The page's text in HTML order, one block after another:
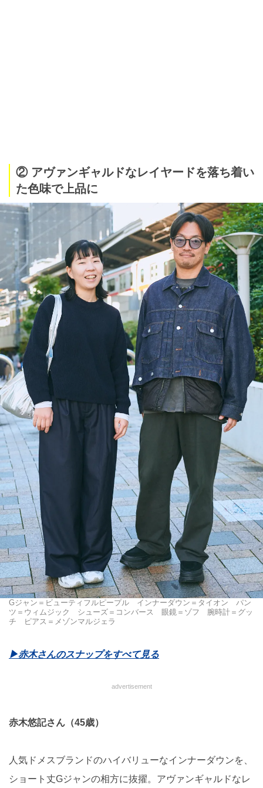
② アヴァンギャルドなレイヤードを落ち着い
た色味で上品に
Gジャン＝ビューティフルピープル インナーダウン＝タイオン パン
ツ＝ウィムジック シューズ＝コンバース 眼鏡＝ゾフ 腕時計＝グッ
チ ピアス＝メゾンマルジェラ
▶︎赤木さんのスナップをすべて見る
advertisement
赤木悠記さん（45歳）
人気ドメスブランドのハイバリューなインナーダウンを、
ショート丈Gジャンの相方に抜擢。アヴァンギャルドなレ